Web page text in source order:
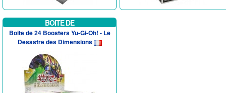
BOITE DE
Boite de 24 Boosters Yu-Gi-Oh! - Le
Desastre des Dimensions